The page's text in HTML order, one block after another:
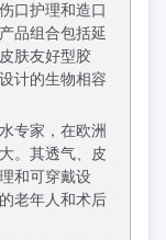
口护理和造口
品组合包括延
肤友好型胶
计的生物相容
专家，在欧洲
。其透气、皮
和可穿戴设
老年人和术后